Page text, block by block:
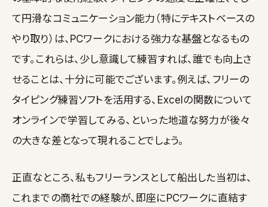
て円滑なコミュニケーション能力（特にテキストベースの
やり取り）は、PCワークにおける強力な基盤となるもの
です。これらは、少し意識して練習すれば、誰でも向上さ
せることは、十分に可能でございます。例えば、フリーの
タイピング練習ソフトを活用する、Excelの関数について
オンラインで学習してみる、といった地道な努力が後々
の大きな差となって現れることでしょう。
正直なところ、私もフリーランスとして船出した当初は、
これまでの商社での経験が、即座にPCワークに直結す